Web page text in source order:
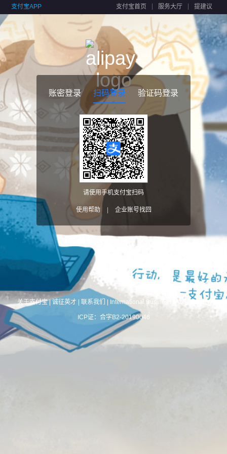
支付宝APP 支付宝首页 服务大厅 提建议
账密登录 扫码登录 验证码登录
请使用手机支付宝扫码
使用帮助 企业账号找回
关于支付宝|诚征英才 联系我们 International Business About Alipay
ICP证：合字B2-20190046